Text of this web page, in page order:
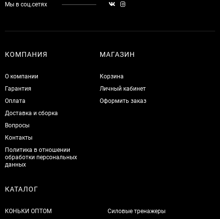
Мы в соц.сетях
КОМПАНИЯ
О компании
Гарантия
Оплата
Доставка и сборка
Вопросы
Контакты
Политика в отношении
обработки персональных
данных
МАГАЗИН
Корзина
Личный кабинет
Оформить заказ
КАТАЛОГ
КОНЬКИ ОПТОМ
Силовые тренажеры